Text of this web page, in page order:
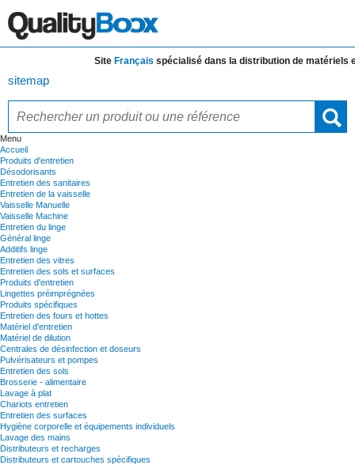
SiteFrançaisspécialisé dans la distribution dematériels et
sitemap
Menu
Accueil
Produits d'entretien
Désodorisants
Entretien des sanitaires
Entretien de la vaisselle
Vaisselle Manuelle
Vaisselle Machine
Entretien du linge
Général linge
Additifs linge
Entretien des vitres
Entretien des sols et surfaces
Produits d'entretien
Lingettes préimprégnées
Produits spécifiques
Entretien des fours et hottes
Matériel d'entretien
Matériel de dilution
Centrales de désinfection et doseurs
Pulvérisateurs et pompes
Entretien des sols
Brosserie - alimentaire
Lavage à plat
Chariots entretien
Entretien des surfaces
Hygiène corporelle et équipements individuels
Lavage des mains
Distributeurs et recharges
Distributeurs et cartouches spécifiques